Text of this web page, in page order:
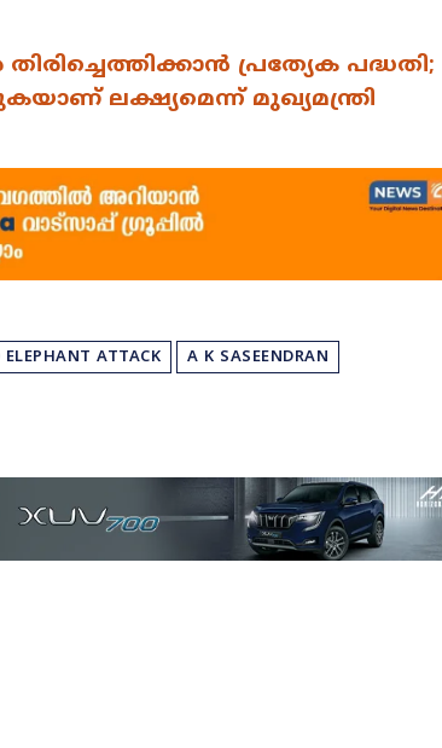
പ്രത്യേക പദ്ധതി;
ലക്ഷ്യമെന്ന് മുഖ്യമന്ത്രി
ATTACK
A K SASEENDRAN